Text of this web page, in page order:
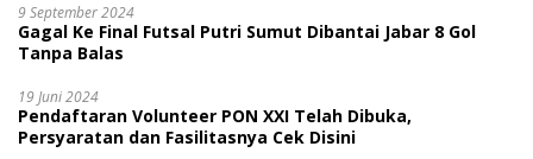
9 September 2024
Gagal Ke Final Futsal Putri Sumut Dibantai Jabar 8 Gol
Tanpa Balas
19 Juni 2024
Pendaftaran Volunteer PON XXI Telah Dibuka,
Persyaratan dan Fasilitasnya Cek Disini